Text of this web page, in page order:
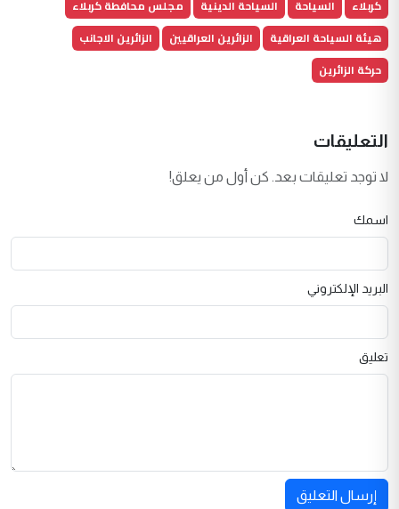
كربلاء السياحة السياحة الدينية
مجلس محافطة كربلاء
هيئة السياحة العراقية
الزائرين العراقيين
الزائرين الاجانب
حركة الزائرين
التعليقات
لا توجد تعليقات بعد. كن أول من يعلق!
اسمك
البريد الإلكتروني
تعليق
إرسال التعليق